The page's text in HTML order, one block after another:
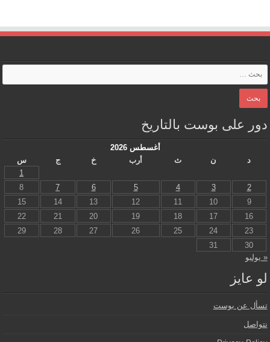
دور على بوست بالتاريخ
أغسطس 2026
د
ن ث أرب خ ج
س
1
2
3
4
5
6
7
8
9
10
11
12
13
14
15
16
17
18
19
20
21
22
23
24
25
26
27
28
29
30
31
« يوليو
لو عايز
تسأل عن بوست
نتواصل